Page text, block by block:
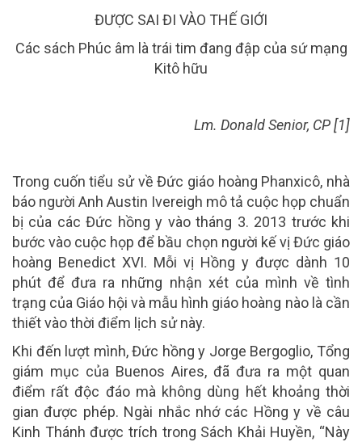
ĐƯỢC SAI ĐI VÀO THẾ GIỚI
Các sách Phúc âm là trái tim đang đập của sứ mạng
Kitô hữu
Lm. Donald Senior, CP [1]
Trong cuốn tiểu sử về Đức giáo hoàng Phanxicô, nhà
báo người Anh Austin Ivereigh mô tả cuộc họp chuẩn
bị của các Đức hồng y vào tháng 3. 2013 trước khi
bước vào cuộc họp để bầu chọn người kế vị Đức giáo
hoàng Benedict XVI. Mỗi vị Hồng y được dành 10
phút để đưa ra những nhận xét của mình về tình
trạng của Giáo hội và mẫu hình giáo hoàng nào là cần
thiết vào thời điểm lịch sử này.
Khi đến lượt mình, Đức hồng y Jorge Bergoglio, Tổng
giám mục của Buenos Aires, đã đưa ra một quan
điểm rất độc đáo mà không dùng hết khoảng thời
gian được phép. Ngài nhắc nhớ các Hồng y về câu
Kinh Thánh được trích trong Sách Khải Huyền, “Này